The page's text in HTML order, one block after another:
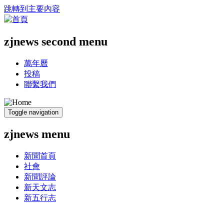
跳轉到主要內容
zjnews second menu
萬年曆
投稿
聯繫我們
Toggle navigation
zjnews menu
新聞首頁
社會
新聞評論
新天文志
新五行志